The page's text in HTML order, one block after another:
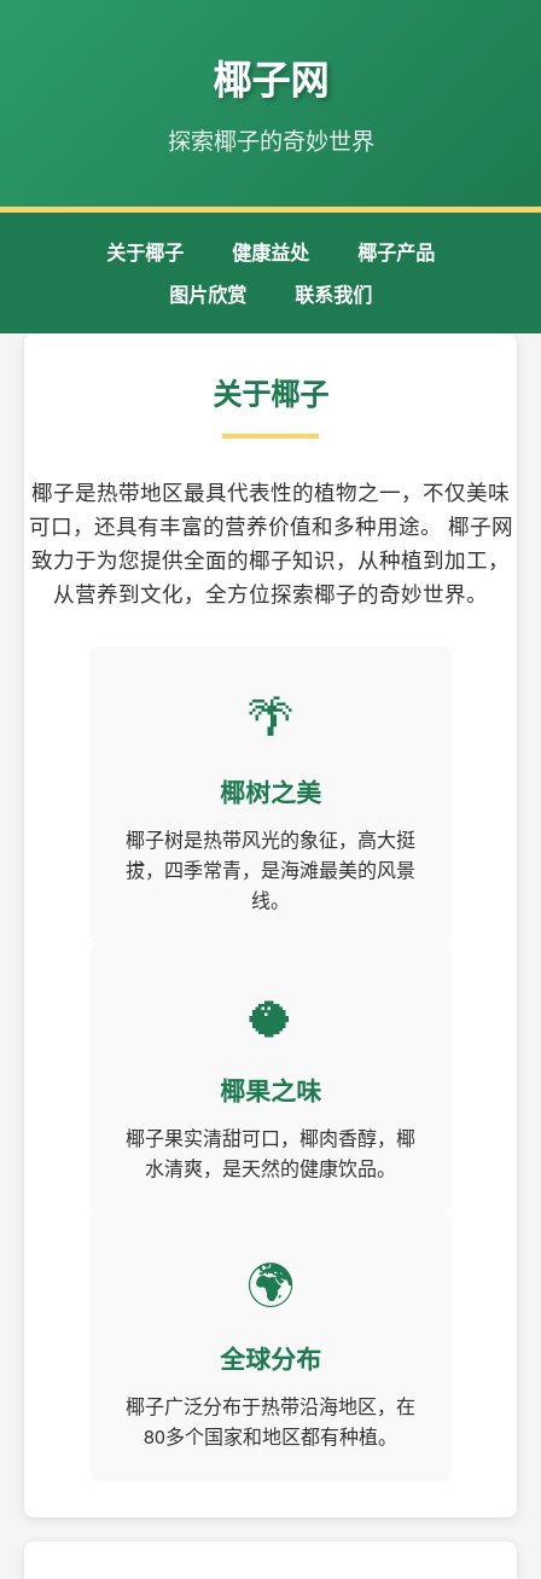
椰子网
探索椰子的奇妙世界
关于椰子 健康益处
椰子产品
图片欣赏
联系我们
关于椰子
椰子是热带地区最具代表性的植物之一，不仅美味
可口，还具有丰富的营养价值和多种用途。 椰子网
致力于为您提供全面的椰子知识，从种植到加工，
从营养到文化，全方位探索椰子的奇妙世界。
🌴
椰树之美
椰子树是热带风光的象征，高大挺
拔，四季常青，是海滩最美的风景
线。
🥥
椰果之味
椰子果实清甜可口，椰肉香醇，椰
水清爽，是天然的健康饮品。
🌍
全球分布
椰子广泛分布于热带沿海地区，在
80多个国家和地区都有种植。